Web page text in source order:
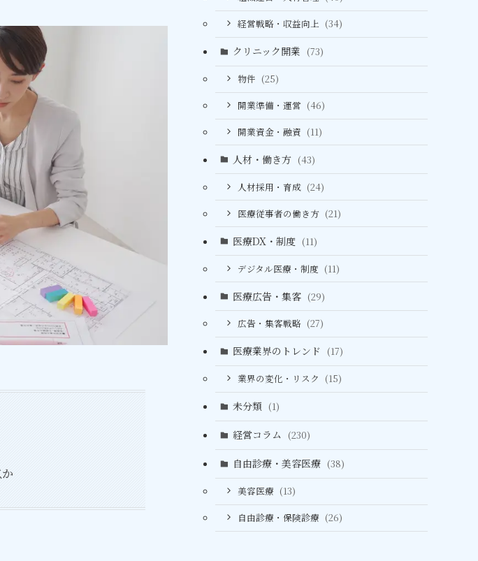
経営戦略・収益向上 (34)
クリニック開業 (73)
物件 (25)
開業準備・運営 (46)
開業資金・融資 (11)
人材・働き方 (43)
人材採用・育成 (24)
医療従事者の働き方 (21)
医療DX・制度 (11)
デジタル医療・制度 (11)
医療広告・集客 (29)
広告・集客戦略 (27)
医療業界のトレンド (17)
業界の変化・リスク (15)
未分類 (1)
経営コラム (230)
自由診療・美容医療 (38)
美容医療 (13)
自由診療・保険診療 (26)